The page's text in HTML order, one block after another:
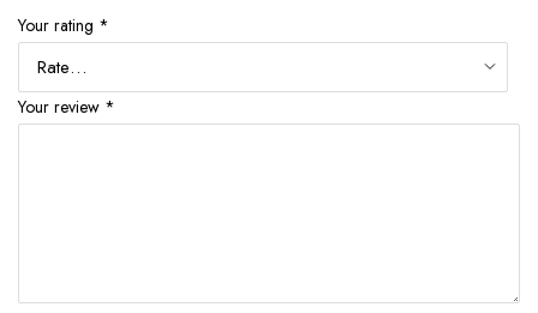
Your rating *
Your review *